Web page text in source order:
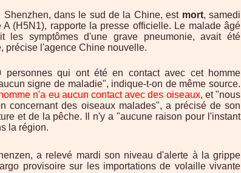
Shenzhen, dans le sud de la Chine, est mort, samedi
(H5N1), rapporte la presse officielle. Le malade âgé
les symptômes d'une grave pneumonie, avait été
précise l'agence Chine nouvelle.
personnes qui ont été en contact avec cet homme
signe de maladie", indique-t-on de même source.
n'a eu aucun contact avec des oiseaux, et "nous
concernant des oiseaux malades", a précisé de son
et de la pêche. Il n'y a "aucune raison pour l'instant
la région.
a relevé mardi son niveau d'alerte à la grippe
provisoire sur les importations de volaille vivante